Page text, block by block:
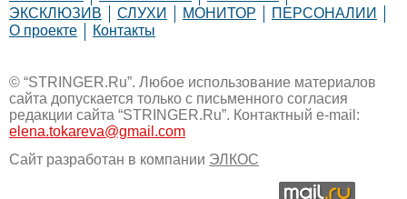
ЭКСКЛЮЗИВ
СЛУХИ МОНИТОР
ПЕРСОНАЛИИ
О проекте
Контакты
© “STRINGER.Ru”. Любое использование материалов
сайта допускается только с письменного согласия
редакции сайта “STRINGER.Ru”. Контактный e-mail:
elena.tokareva@gmail.com
Сайт разработан в компании ЭЛКОС